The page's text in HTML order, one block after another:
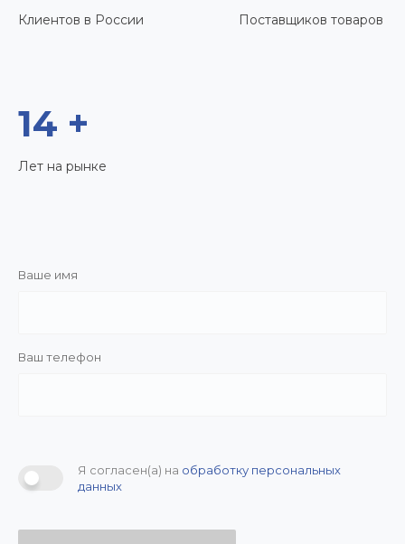
Клиентов в России Поставщиков товаров
14 +
Лет на рынке
Ваше имя
Ваш телефон
Я согласен(а) на обработку персональных
данных